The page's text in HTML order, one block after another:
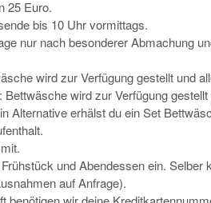
25 Euro.
bis 10 Uhr vormittags.
nur nach besonderer Abmachung
wird zur Verfügung gestellt und
wird zur Verfügung gestellt
Alternative erhälst du ein Set
und Abendessen ein. Selber
auf Anfrage).